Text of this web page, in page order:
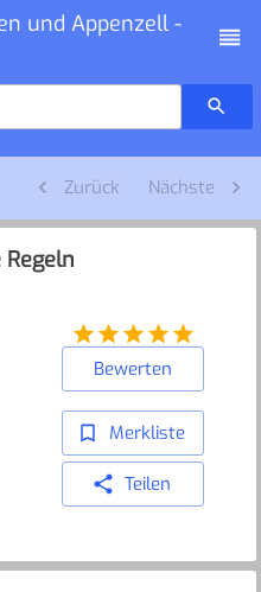
und Appenzell -
Zurück Nächste
Regeln
Bewerten
Merkliste
Teilen